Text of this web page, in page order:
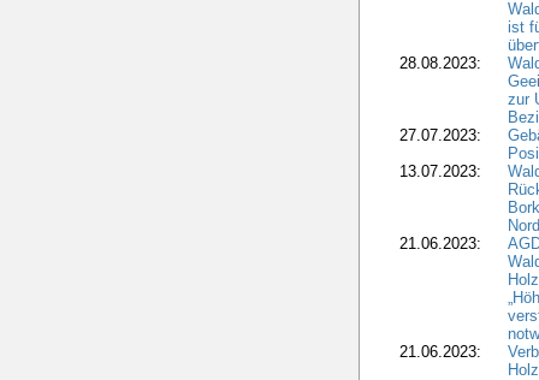
ist
28.08.2023:
zur
27.07.2023:
13.07.2023:
21.06.2023:
21.06.2023: